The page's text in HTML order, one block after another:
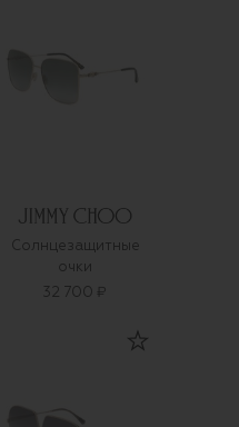
Солнцезащитные
очки
32 700 ₽